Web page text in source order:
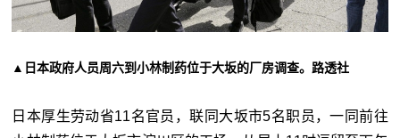
▲日本政府人员周六到小林制药位于大坂的厂房调查。路透社
日本厚生劳动省11名官员，联同大坂市5名职员，一同前往